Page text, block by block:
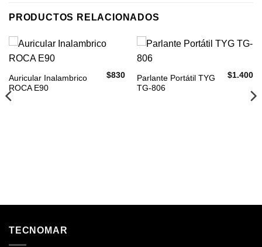
PRODUCTOS RELACIONADOS
Auricular Inalambrico
ROCA E90
$830
Parlante Portátil TYG
TG-806
$1.400
TECNOMAR